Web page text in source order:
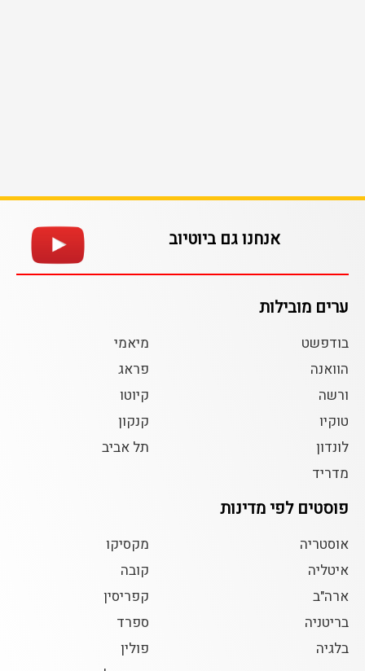
אנחנו גם ביוטיוב
ערים מובילות
בודפשט
הוואנה
ורשה
טוקיו
לונדון
מדריד
מיאמי
פראג
קיוטו
קנקון
תל אביב
פוסטים לפי מדינות
אוסטריה
איטליה
ארה"ב
בריטניה
בלגיה
מקסיקו
קובה
קפריסין
ספרד
פולין